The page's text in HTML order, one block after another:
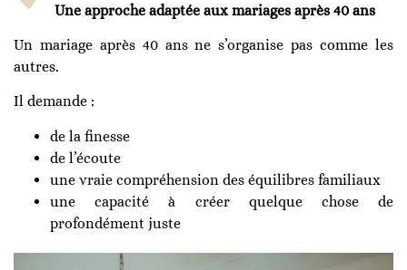
Une approche adaptée aux mariages après 40 ans
Un mariage après 40 ans ne s’organise pas comme les
autres.
Il demande :
de la finesse
de l’écoute
une vraie compréhension des équilibres familiaux
une capacité à créer quelque chose de
profondément juste